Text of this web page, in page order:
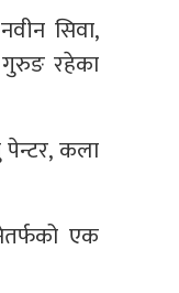
सिवा,
गुरुङ रहेका
पेन्टर, कला
एक